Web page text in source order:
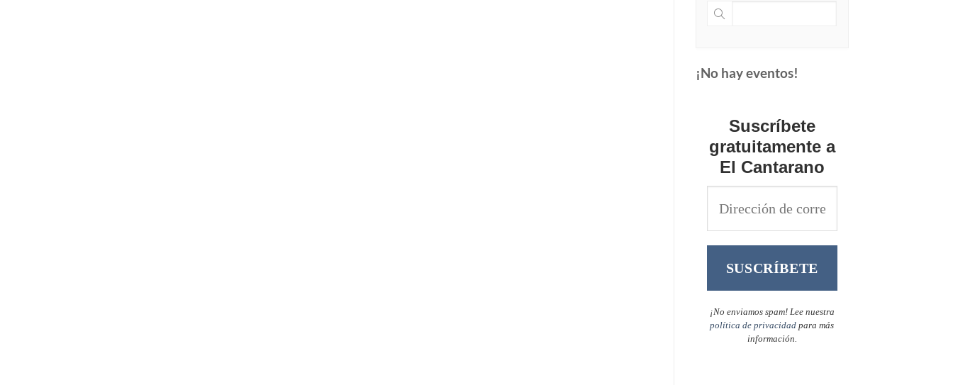
¡No hay eventos!
Suscríbete
gratuitamente a
El Cantarano
¡No enviamos spam! Lee nuestra
política de privacidad para más
información.